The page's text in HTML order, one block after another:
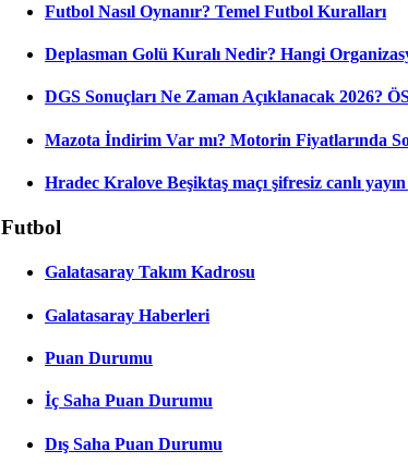
Futbol Nasıl Oynanır? Temel Futbol Kuralları
Deplasman Golü Kuralı Nedir? Hangi
DGS Sonuçları Ne Zaman Açıklanacak 2026?
Mazota İndirim Var mı? Motorin Fiyatlarında
Hradec Kralove Beşiktaş maçı şifresiz canlı
Futbol
Galatasaray Takım Kadrosu
Galatasaray Haberleri
Puan Durumu
İç Saha Puan Durumu
Dış Saha Puan Durumu